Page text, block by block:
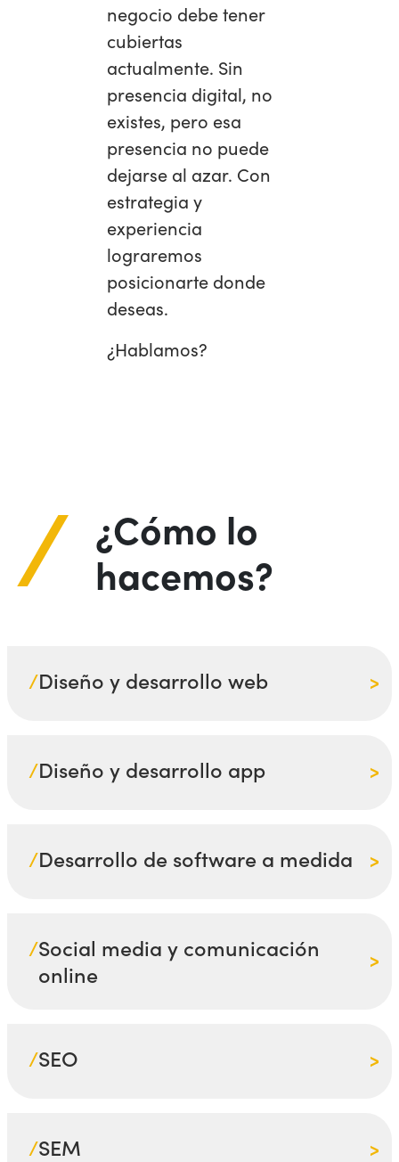
negocio debe tener
cubiertas
actualmente. Sin
presencia digital, no
existes, pero esa
presencia no puede
dejarse al azar. Con
estrategia y
experiencia
lograremos
posicionarte donde
deseas.
¿Hablamos?
¿Cómo lo
hacemos?
/Diseño y desarrollo web
/Diseño y desarrollo app
/Desarrollo de software a medida
/Social media y comunicación
online
/SEO
/SEM